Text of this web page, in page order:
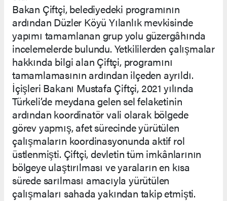
Bakan Çiftçi, belediyedeki programının
ardından Düzler Köyü Yılanlık mevkisinde
yapımı tamamlanan grup yolu güzergâhında
incelemelerde bulundu. Yetkililerden çalışmalar
hakkında bilgi alan Çiftçi, programını
tamamlamasının ardından ilçeden ayrıldı.
İçişleri Bakanı Mustafa Çiftçi, 2021 yılında
Türkeli’de meydana gelen sel felaketinin
ardından koordinatör vali olarak bölgede
görev yapmış, afet sürecinde yürütülen
çalışmaların koordinasyonunda aktif rol
üstlenmişti. Çiftçi, devletin tüm imkânlarının
bölgeye ulaştırılması ve yaraların en kısa
sürede sarılması amacıyla yürütülen
çalışmaları sahada yakından takip etmişti.